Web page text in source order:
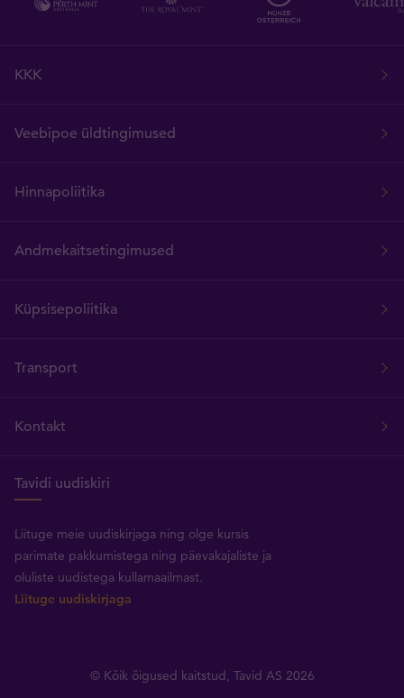
KKK
Veebipoe üldtingimused
Hinnapoliitika
Andmekaitsetingimused
Küpsisepoliitika
Transport
Kontakt
Tavidi uudiskiri
Liituge meie uudiskirjaga ning olge kursis
parimate pakkumistega ning päevakajaliste ja
oluliste uudistega kullamaailmast.
Liituge uudiskirjaga
© Kõik õigused kaitstud, Tavid AS 2026